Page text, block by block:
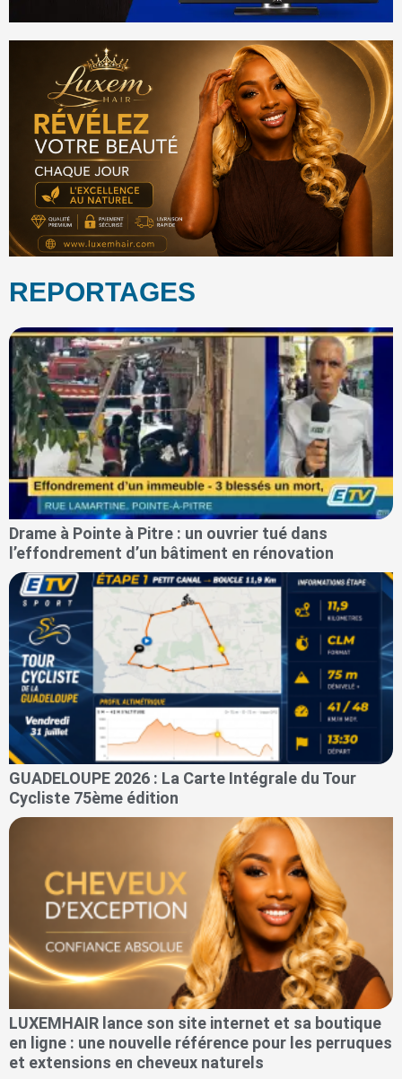
REPORTAGES
Drame à Pointe à Pitre : un ouvrier tué dans
l’effondrement d’un bâtiment en rénovation
GUADELOUPE 2026 : La Carte Intégrale du Tour
Cycliste 75ème édition
LUXEMHAIR lance son site internet et sa boutique
en ligne : une nouvelle référence pour les perruques
et extensions en cheveux naturels